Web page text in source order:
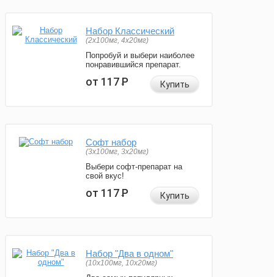
Набор Классический
(2x100мг, 4x20мг)
Попробуй и выбери наиболее
понравившийся препарат.
от 117Р Купить
Софт набор
(3x100мг, 3x20мг)
Выбери софт-препарат на
свой вкус!
от 117Р Купить
Набор "Два в одном"
(10x100мг, 10x20мг)